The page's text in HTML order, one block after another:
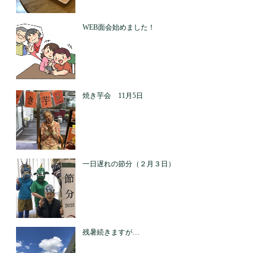
WEB面会始めました！
焼き芋会 11月5日
一日遅れの節分（２月３日）
残暑続きますが…